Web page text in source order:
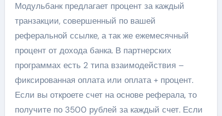
Модульбанк предлагает процент за каждый
транзакции, совершенный по вашей
реферальной ссылке, а так же ежемесячный
процент от дохода банка. В партнерских
программах есть 2 типа взаимодействия –
фиксированная оплата или оплата + процент.
Если вы откроете счет на основе реферала, то
получите по 3500 рублей за каждый счет. Если